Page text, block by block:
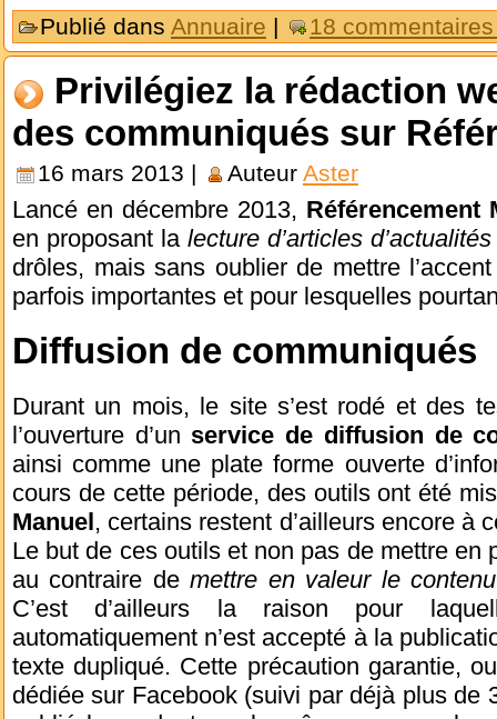
Publié dans Annuaire | 18
Privilégiez la rédaction
des communiqués sur
16 mars 2013 | Auteur Aster
Lancé en décembre 2013, Référencement
en proposant la lecture d’articles d’actualités
drôles, mais sans oublier de mettre
parfois importantes et pour lesquelles
Diffusion de communiqués
Durant un mois, le site s’est rodé et des
l’ouverture d’un service de diffusion de
ainsi comme une plate forme ouverte
cours de cette période, des outils ont été
Manuel, certains restent d’ailleurs encore à
Le but de ces outils et non pas de mettre en
au contraire demettre en valeur le contenu
C’est d’ailleurs la raison pour
automatiquement n’est accepté à la
texte dupliqué. Cette précaution garantie,
dédiée sur Facebook (suivi par déjà plus de